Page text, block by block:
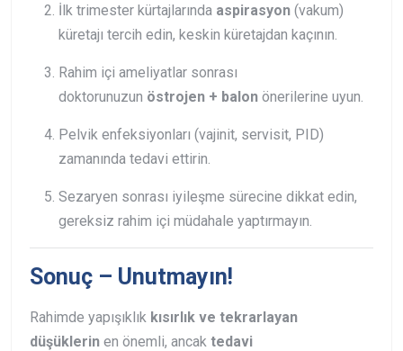
İlk trimester kürtajlarında aspirasyon (vakum)
küretajı tercih edin, keskin küretajdan kaçının.
Rahim içi ameliyatlar sonrası
doktorunuzun östrojen + balon önerilerine uyun.
Pelvik enfeksiyonları (vajinit, servisit, PID)
zamanında tedavi ettirin.
Sezaryen sonrası iyileşme sürecine dikkat edin,
gereksiz rahim içi müdahale yaptırmayın.
Sonuç – Unutmayın!
Rahimde yapışıklık kısırlık ve tekrarlayan
düşüklerin en önemli, ancak tedavi